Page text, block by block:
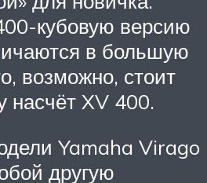
кубовую версию
в большую
возможно, стоит
насчёт XV 400.
Yamaha Virago
другую